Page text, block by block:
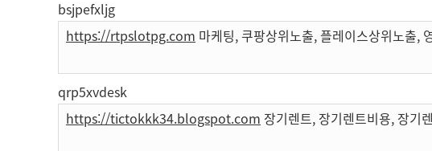
bsjpefxljg
https://rtpslotpg.com 마케팅, 쿠팡상위노출, 플레이스상위노출,
qrp5xvdesk
https://tictokkk34.blogspot.com 장기렌트, 장기렌트비용, 장기